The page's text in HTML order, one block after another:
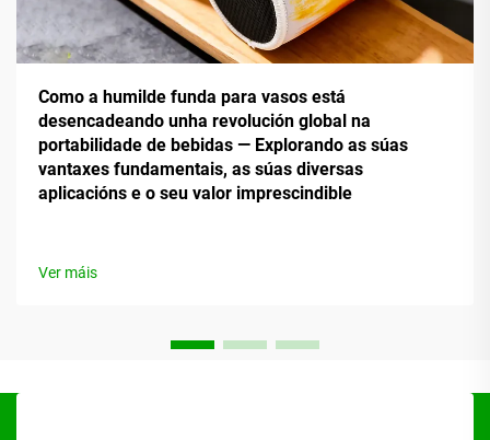
Como a humilde funda para vasos está
desencadeando unha revolución global na
portabilidade de bebidas — Explorando as súas
vantaxes fundamentais, as súas diversas
aplicacións e o seu valor imprescindible
Ver máis